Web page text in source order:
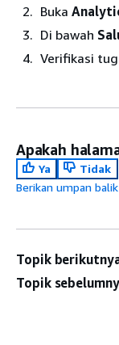
Buka
Di bawah
Verifikasi
Apakah
Ya
Tidak
Berikan umpan balik
Topik
Topik